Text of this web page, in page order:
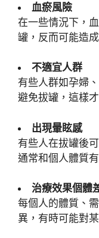
血瘀風險
在一些情況下，
罐，反而可能造
不適宜人群
有些人群如孕婦
避免拔罐，這樣
出現暈眩感
有些人在拔罐後
通常和個人體質有
治療效果個體
每個人的體質、
異，有時可能對